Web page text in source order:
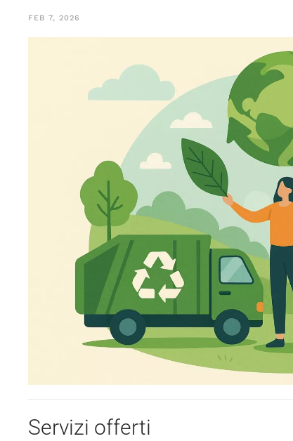
FEB 7, 2026
Servizi offerti